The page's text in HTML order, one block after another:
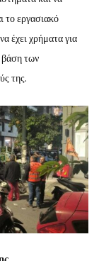
το εργασιακό
έχει χρήματα για
βάση των
της.